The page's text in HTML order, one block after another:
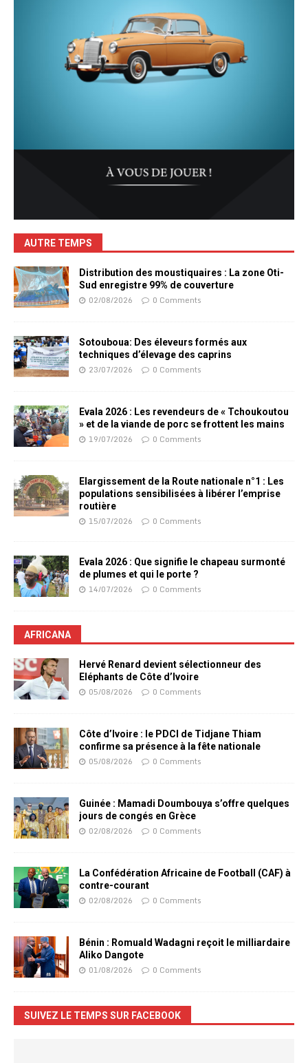
AUTRE TEMPS
Distribution des moustiquaires : La zone Oti-
Sud enregistre 99% de couverture
02/08/2026 0 Comments
Sotouboua: Des éleveurs formés aux
techniques d’élevage des caprins
23/07/2026 0 Comments
Evala 2026 : Les revendeurs de « Tchoukoutou
» et de la viande de porc se frottent les mains
19/07/2026 0 Comments
Elargissement de la Route nationale n°1 : Les
populations sensibilisées à libérer l’emprise
routière
15/07/2026 0 Comments
Evala 2026 : Que signifie le chapeau surmonté
de plumes et qui le porte ?
14/07/2026 0 Comments
AFRICANA
Hervé Renard devient sélectionneur des
Eléphants de Côte d’Ivoire
05/08/2026 0 Comments
Côte d’Ivoire : le PDCI de Tidjane Thiam
confirme sa présence à la fête nationale
05/08/2026 0 Comments
Guinée : Mamadi Doumbouya s’offre quelques
jours de congés en Grèce
02/08/2026 0 Comments
La Confédération Africaine de Football (CAF) à
contre-courant
02/08/2026 0 Comments
Bénin : Romuald Wadagni reçoit le milliardaire
Aliko Dangote
01/08/2026 0 Comments
SUIVEZ LE TEMPS SUR FACEBOOK